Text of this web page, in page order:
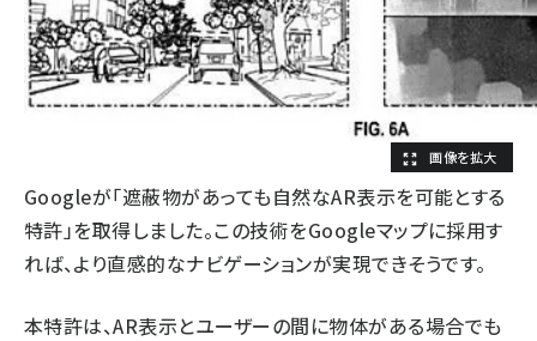
Googleが「遮蔽物があっても自然なAR表示を可能とする
特許」を取得しました。この技術をGoogleマップに採用す
れば、より直感的なナビゲーションが実現できそうです。
本特許は、AR表示とユーザーの間に物体がある場合でも